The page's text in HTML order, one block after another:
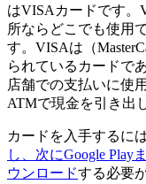
はVISAカードです。
所ならどこでも使用
す。VISAは（
られているカードで
店舗での支払いに使
ATMで現金を引き出
カードを入手するには
し、次にGoogle Play
ウンロードする必要